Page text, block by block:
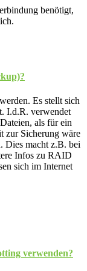
benötigt,
Es stellt sich
I.d.R. verwendet
als für ein
zur Sicherung wäre
Dies macht z.B. bei
Infos zu RAID
sich im Internet
verwenden?